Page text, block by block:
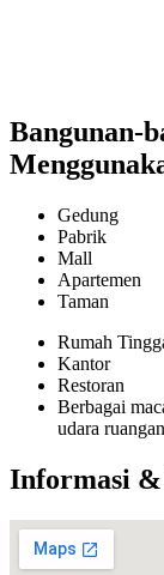
Bangunan-
Gedung
Pabrik
Mall
Apartemen
Taman
Rumah
Kantor
Restoran
Berbagai
udara ruangan
Informasi &